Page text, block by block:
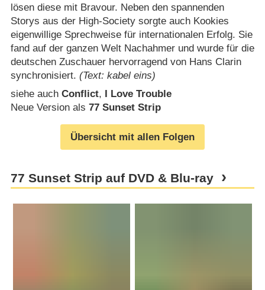
lösen diese mit Bravour. Neben den spannenden
Storys aus der High-Society sorgte auch Kookies
eigenwillige Sprechweise für internationalen Erfolg. Sie
fand auf der ganzen Welt Nachahmer und wurde für die
deutschen Zuschauer hervorragend von Hans Clarin
synchronisiert. (Text: kabel eins)
siehe auch Conflict,
I Love Trouble
Neue Version als 77 Sunset Strip
Übersicht mit allen Folgen
77 Sunset Strip auf DVD & Blu-ray